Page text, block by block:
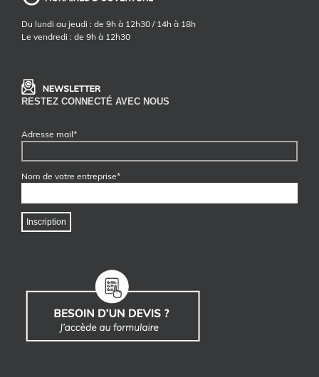
Du lundi au jeudi : de 9h à 12h30 / 14h à 18h
Le vendredi : de 9h à 12h30
RESTEZ CONNECTÉ AVEC NOUS
Adresse mail*
Nom de votre entreprise*